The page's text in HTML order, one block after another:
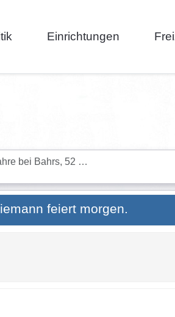
Einrichtungen
bei Bahrs, 52 …
feiert morgen.